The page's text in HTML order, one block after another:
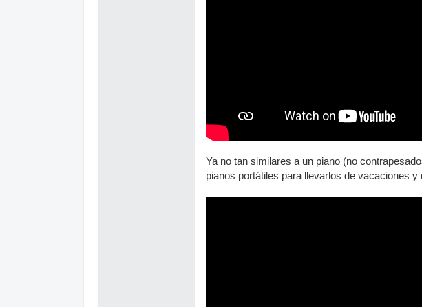
Ya no tan similares a un piano (no
pianos portátiles para llevarlos de vacaciones y